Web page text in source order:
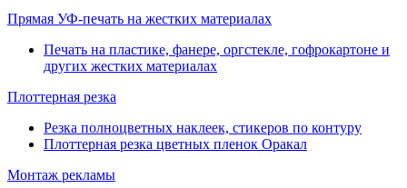
Прямая УФ-печать на жестких материалах
Печать на пластике, фанере, оргстекле, гофрокартоне и
других жестких материалах
Плоттерная резка
Резка полноцветных наклеек, стикеров по контуру
Плоттерная резка цветных пленок Оракал
Монтаж рекламы